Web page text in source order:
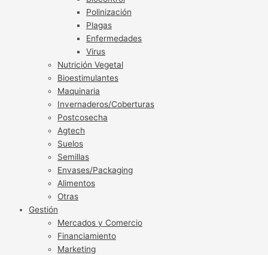
Polinización
Plagas
Enfermedades
Virus
Nutrición Vegetal
Bioestimulantes
Maquinaria
Invernaderos/Coberturas
Postcosecha
Agtech
Suelos
Semillas
Envases/Packaging
Alimentos
Otras
Gestión
Mercados y Comercio
Financiamiento
Marketing